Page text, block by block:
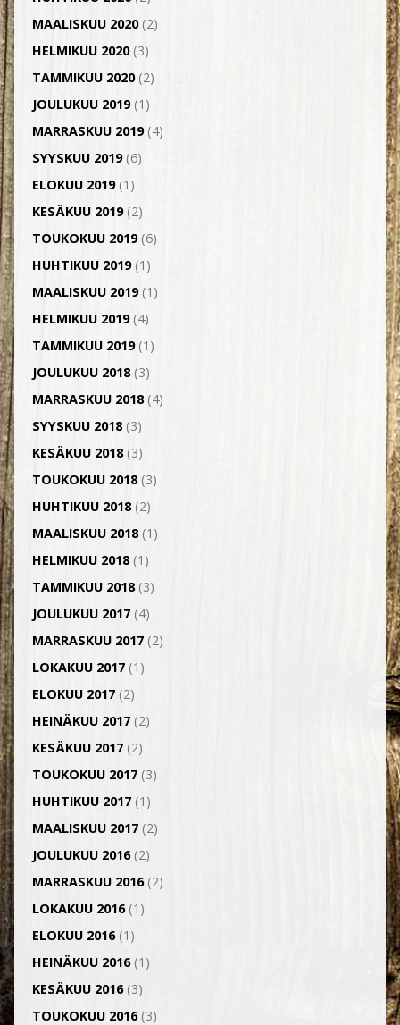
MAALISKUU 2020(2)
HELMIKUU 2020(3)
TAMMIKUU 2020(2)
JOULUKUU 2019(1)
MARRASKUU 2019(4)
SYYSKUU 2019(6)
ELOKUU 2019(1)
KESÄKUU 2019(2)
TOUKOKUU 2019(6)
HUHTIKUU 2019(1)
MAALISKUU 2019(1)
HELMIKUU 2019(4)
TAMMIKUU 2019(1)
JOULUKUU 2018(3)
MARRASKUU 2018(4)
SYYSKUU 2018(3)
KESÄKUU 2018(3)
TOUKOKUU 2018(3)
HUHTIKUU 2018(2)
MAALISKUU 2018(1)
HELMIKUU 2018(1)
TAMMIKUU 2018(3)
JOULUKUU 2017(4)
MARRASKUU 2017(2)
LOKAKUU 2017(1)
ELOKUU 2017(2)
HEINÄKUU 2017(2)
KESÄKUU 2017(2)
TOUKOKUU 2017(3)
HUHTIKUU 2017(1)
MAALISKUU 2017(2)
JOULUKUU 2016(2)
MARRASKUU 2016(2)
LOKAKUU 2016(1)
ELOKUU 2016(1)
HEINÄKUU 2016(1)
KESÄKUU 2016(3)
TOUKOKUU 2016(3)